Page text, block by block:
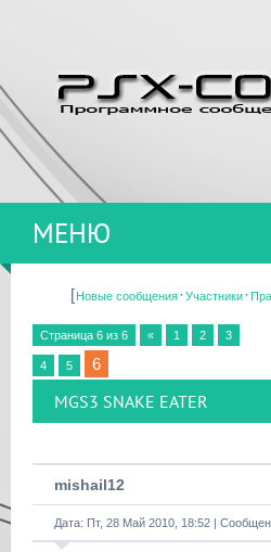
МЕНЮ
[Новые сообщения·Участники·
Страница 6 из 6 « 1 2 3
4 5 6
MGS3 SNAKE EATER
mishail12
Дата: Пт, 28 Май 2010, 18:52 |